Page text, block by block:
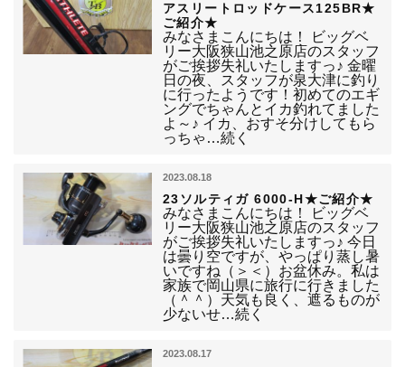
アスリートロッドケース125BR★
ご紹介★
みなさまこんにちは！ ビッグベ
リー大阪狭山池之原店のスタッフ
がご挨拶失礼いたしますっ♪ 金曜
日の夜、スタッフが泉大津に釣り
に行ったようです！初めてのエギ
ングでちゃんとイカ釣れてました
よ～♪ イカ、おすそ分けしてもら
っちゃ…続く
2023.08.18
23ソルティガ 6000-H★ご紹介★
みなさまこんにちは！ ビッグベ
リー大阪狭山池之原店のスタッフ
がご挨拶失礼いたしますっ♪ 今日
は曇り空ですが、やっぱり蒸し暑
いですね（＞＜）お盆休み。私は
家族で岡山県に旅行に行きました
（＾＾）天気も良く、遮るものが
少ないせ…続く
2023.08.17